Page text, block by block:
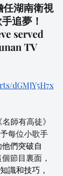
任湖南衛視
追夢！
served
TV
dGMJY5H7x
師有高徒》
每位小歌手
們突破自
節目裏面，
識和技巧，